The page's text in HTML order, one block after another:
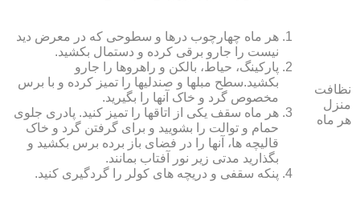
نظافت
منزل
هر ماه
هر ماه چهارچوب درها و سطوحی که در معرض دید
نیست را جارو برقی کرده و دستمال بکشید.
پارکینگ، حیاط، بالکن و راهروها را جارو
بکشید.سطح مبل‏ها و صندلی‏ها را تمیز کرده و با برس
مخصوص گرد و خاک آنها را بگیرید.
هر ماه سقف یکی از اتاق‏ها را تمیز کنید. پادری جلوی
حمام و توالت را بشویید و برای گرفتن گرد و خاک
قالیچه‏ ها، آنها را در فضای باز برده برس بکشید و
بگذارید مدتی زیر نور آفتاب بمانند.
پنکه سقفی و دریچه‏ های کولر را گردگیری کنید.